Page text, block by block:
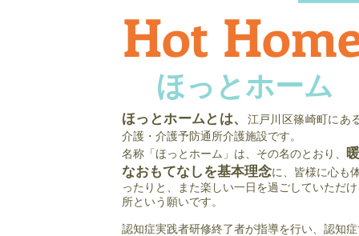
Hot
ほっとホーム
ほっとホームとは、
江戸川区篠崎町にあ
介護・介護予防通所介護施設です。
名称「ほっとホーム」は、その名のとおり、
なおもてなしを基本理念に、 皆様に心も
ったりと、また楽しい一日を過ごしていただ
所という願いです。
認知症実践者研修終了者が指導を行い、認知